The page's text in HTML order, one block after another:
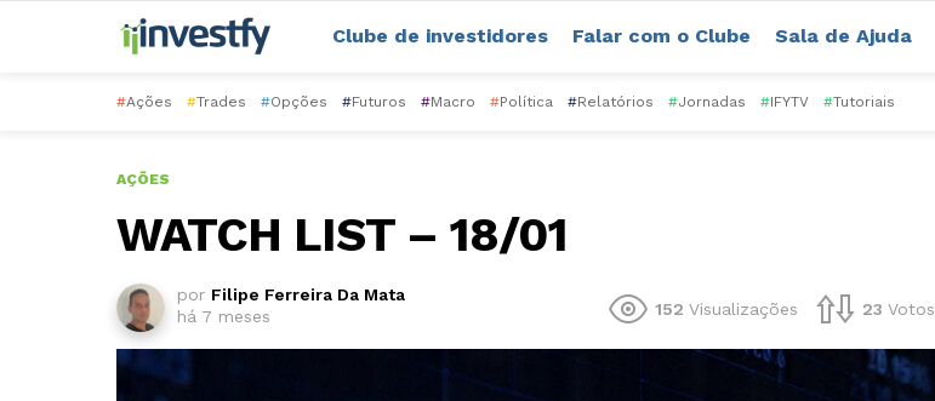
Clube de investidores Falar com o Clube Sala de Ajuda
#Ações #Trades #Opções #Futuros #Macro #Política #Relatórios #Jornadas #IFYTV #Tutoriais
AÇÕES
WATCH LIST – 18/01
por Filipe Ferreira Da Mata
há 7 meses
152 Visualizações 23 Votos